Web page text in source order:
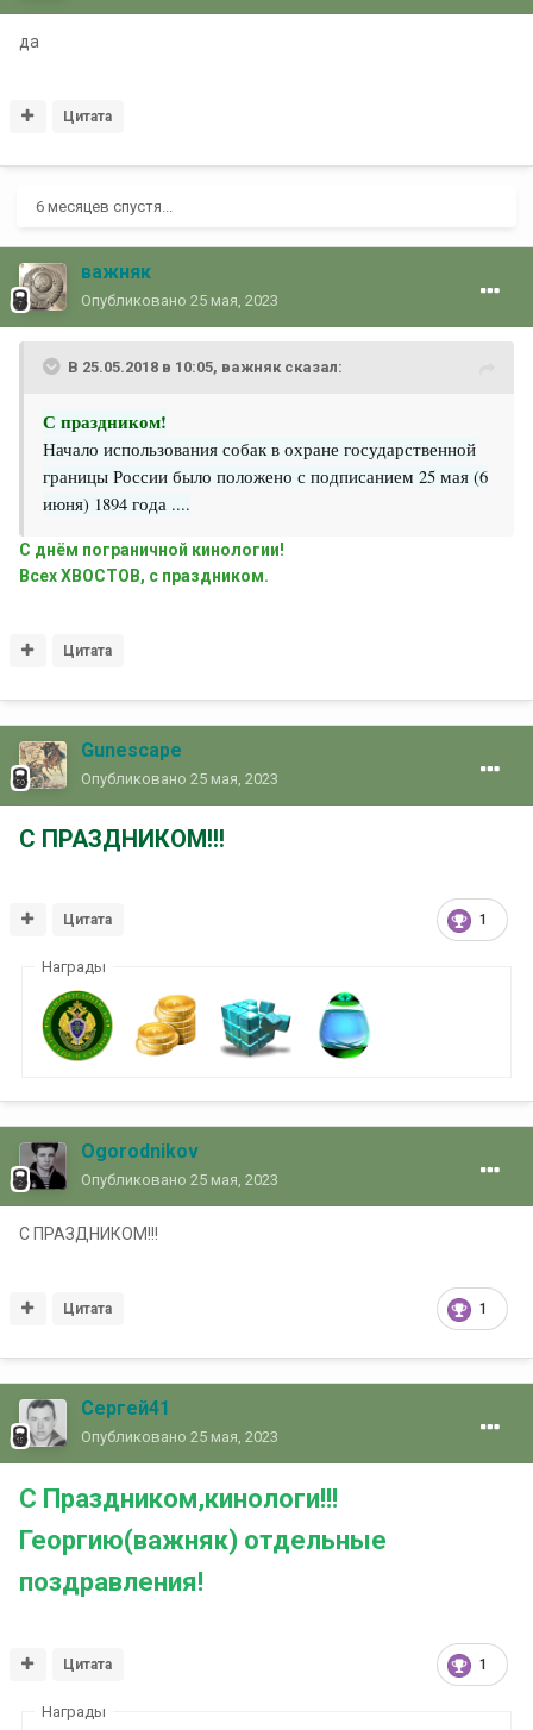
да
Цитата
6 месяцев спустя...
важняк
Опубликовано 25 мая, 2023
В 25.05.2018 в 10:05, важняксказал:
С праздником!
Начало использования собак в охране государственной
границы России было положено с подписанием 25 мая (6
июня) 1894 года ....
С днём пограничной кинологии!
Всех ХВОСТОВ, с праздником.
Цитата
Gunescape
Опубликовано 25 мая, 2023
С ПРАЗДНИКОМ!!!
1
Цитата
Награды
Ogorodnikov
Опубликовано 25 мая, 2023
С ПРАЗДНИКОМ!!!
1
Цитата
Сергей41
Опубликовано 25 мая, 2023
С Праздником,кинологи!!!
Георгию(важняк) отдельные
поздравления!
1
Цитата
Награды